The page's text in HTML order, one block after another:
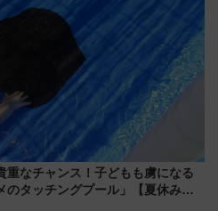
重なチャンス！子どもも虜になる
のタッチングプール」【夏休み限